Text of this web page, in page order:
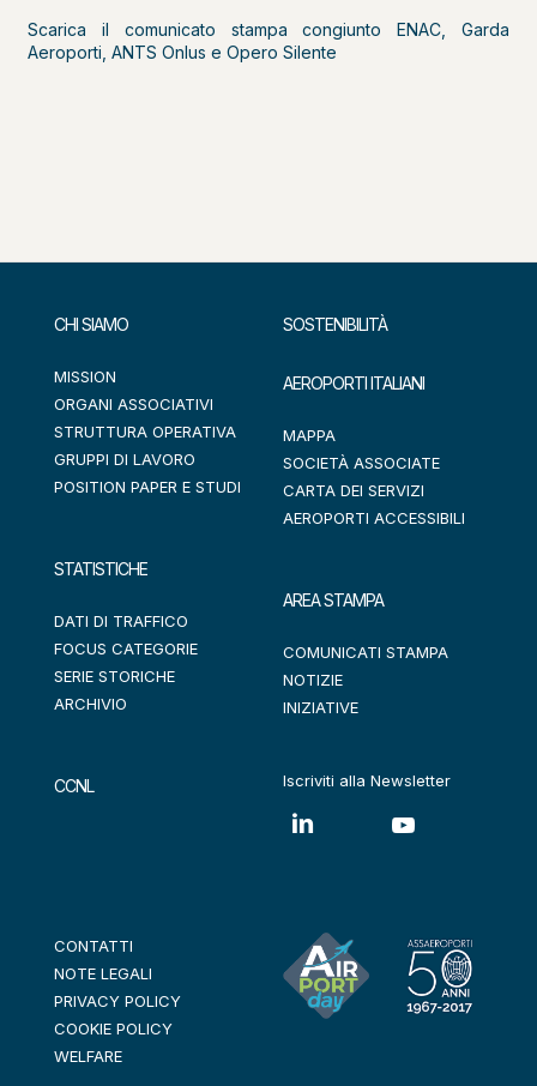
Scarica il comunicato stampa congiunto ENAC, Garda
Aeroporti, ANTS Onlus e Opero Silente
CHI SIAMO
MISSION
ORGANI ASSOCIATIVI
STRUTTURA OPERATIVA
GRUPPI DI LAVORO
POSITION PAPER E STUDI
STATISTICHE
DATI DI TRAFFICO
FOCUS CATEGORIE
SERIE STORICHE
ARCHIVIO
CCNL
SOSTENIBILITÀ
AEROPORTI ITALIANI
MAPPA
SOCIETÀ ASSOCIATE
CARTA DEI SERVIZI
AEROPORTI ACCESSIBILI
AREA STAMPA
COMUNICATI STAMPA
NOTIZIE
INIZIATIVE
Iscriviti alla Newsletter
CONTATTI
NOTE LEGALI
PRIVACY POLICY
COOKIE POLICY
WELFARE